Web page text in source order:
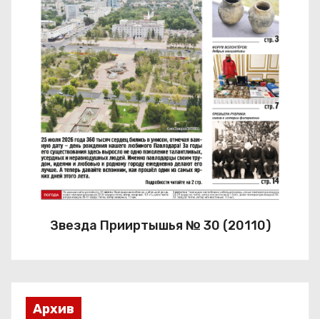
Звезда Прииртышья № 30 (20110)
Архив